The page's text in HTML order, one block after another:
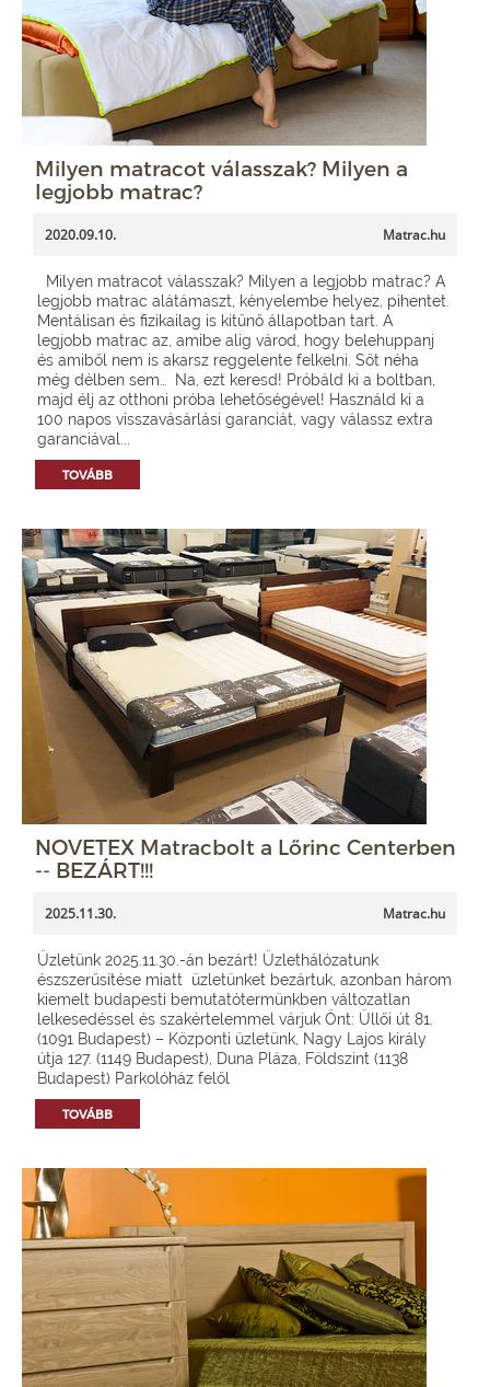
Milyen matracot válasszak? Milyen a
legjobb matrac?
2020.09.10. Matrac.hu
Milyen matracot válasszak? Milyen a legjobb matrac? A
legjobb matrac alátámaszt, kényelembe helyez, pihentet.
Mentálisan és fizikailag is kitűnő állapotban tart. A
legjobb matrac az, amibe alig várod, hogy belehuppanj
és amiből nem is akarsz reggelente felkelni. Sőt néha
még délben sem… Na, ezt keresd! Próbáld ki a boltban,
majd élj az otthoni próba lehetőségével! Használd ki a
100 napos visszavásárlási garanciát, vagy válassz extra
garanciával...
TOVÁBB
NOVETEX Matracbolt a Lőrinc Centerben
-- BEZÁRT!!!
2025.11.30. Matrac.hu
Üzletünk 2025.11.30.-án bezárt! Üzlethálózatunk
észszerűsítése miatt üzletünket bezártuk, azonban három
kiemelt budapesti bemutatótermünkben változatlan
lelkesedéssel és szakértelemmel várjuk Önt: Üllői út 81.
(1091 Budapest) – Központi üzletünk, Nagy Lajos király
útja 127. (1149 Budapest), Duna Pláza, Földszint (1138
Budapest) Parkolóház felől
TOVÁBB